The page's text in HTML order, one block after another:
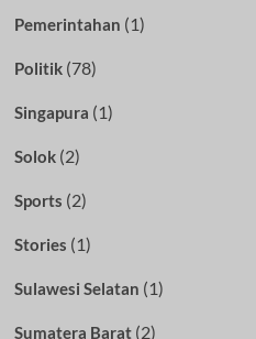
Pemerintahan (1)
Politik(78)
Singapura (1)
Solok(2)
Sports (2)
Stories (1)
Sulawesi Selatan (1)
Sumatera Barat(2)